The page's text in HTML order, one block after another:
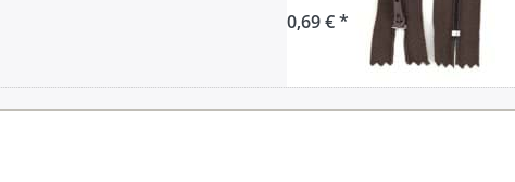
0,69 € *